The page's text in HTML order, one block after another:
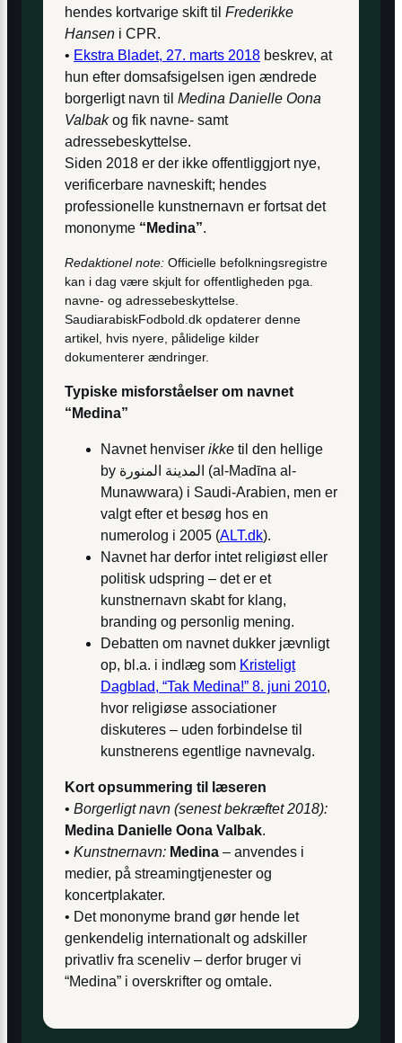
hendes kortvarige skift til Frederikke
Hansen i CPR.
• Ekstra Bladet, 27. marts 2018 beskrev, at
hun efter domsafsigelsen igen ændrede
borgerligt navn til Medina Danielle Oona
Valbakog fik navne- samt
adressebeskyttelse.
Siden 2018 er der ikke offentliggjort nye,
verificerbare navneskift; hendes
professionelle kunstnernavn er fortsat det
mononyme “Medina”.
Redaktionel note: Officielle befolkningsregistre
kan i dag være skjult for offentligheden pga.
navne- og adressebeskyttelse.
SaudiarabiskFodbold.dk opdaterer denne
artikel, hvis nyere, pålidelige kilder
dokumenterer ændringer.
Typiske misforståelser om navnet
“Medina”
Navnet henviser ikke til den hellige
by المدينة المنورة (al-Madīna al-
Munawwara) i Saudi-Arabien, men er
valgt efter et besøg hos en
numerolog i 2005 (ALT.dk).
Navnet har derfor intet religiøst eller
politisk udspring – det er et
kunstnernavn skabt for klang,
branding og personlig mening.
Debatten om navnet dukker jævnligt
op, bl.a. i indlæg som Kristeligt
Dagblad, “Tak Medina!” 8. juni 2010,
hvor religiøse associationer
diskuteres – uden forbindelse til
kunstnerens egentlige navnevalg.
Kort opsummering til læseren
• Borgerligt navn (senest bekræftet 2018):
Medina Danielle Oona Valbak.
• Kunstnernavn: Medina – anvendes i
medier, på streamingtjenester og
koncertplakater.
• Det mononyme brand gør hende let
genkendelig internationalt og adskiller
privatliv fra sceneliv – derfor bruger vi
“Medina” i overskrifter og omtale.